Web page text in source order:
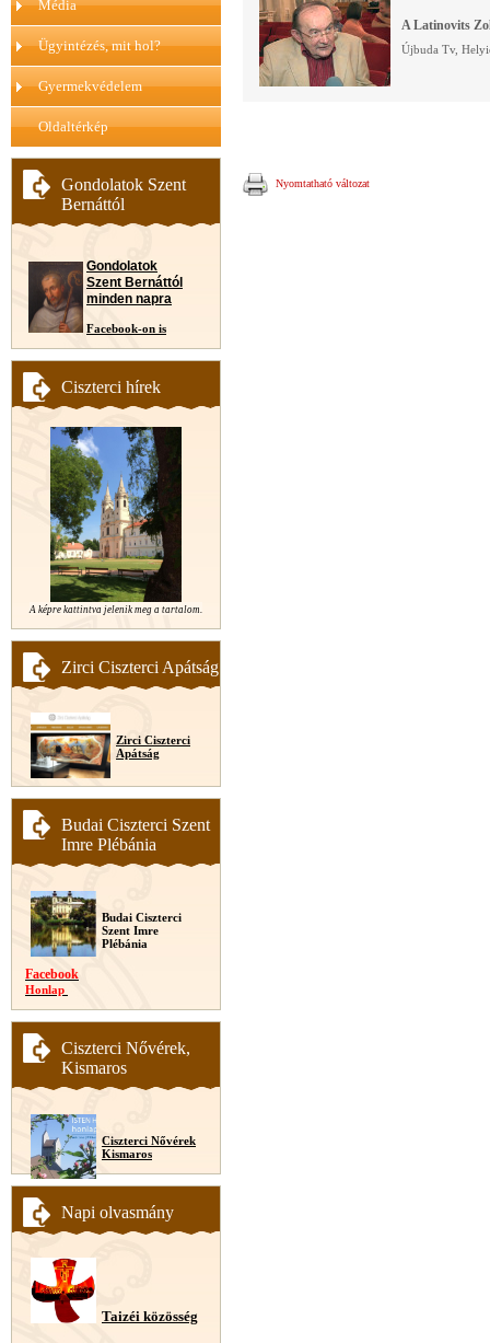
Média
Ügyintézés, mit hol?
Gyermekvédelem
Oldaltérkép
Gondolatok Szent
Bernáttól
Gondolatok
Szent Bernáttól
minden napra
Facebook-on is
Ciszterci hírek
A képre kattintva jelenik meg a tartalom.
Zirci Ciszterci Apátság
Zirci Ciszterci
Apátság
Budai Ciszterci Szent
Imre Plébánia
Budai Ciszterci
Szent Imre
Plébánia
Facebook
Honlap
Ciszterci Nővérek,
Kismaros
Ciszterci Nővérek
Kismaros
Napi olvasmány
Taizéi közösség
A Latinovits
Újbuda Tv,
Nyomtatható változat